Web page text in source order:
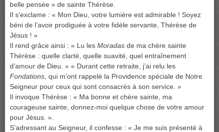
belle pensée » de sainte Thérèse.
Il s’exclame : « Mon Dieu, votre lumière est admirable ! Soyez
béni de l’avoir prodiguée à votre fidèle servante, Thérèse de
Jésus ! »
Il rend grâce ainsi : « Lu les Moradas de ma chère sainte
Thérèse : quelle clarté, quelle suavité, quel entraînement
d’amour de Dieu. » « Durant cette retraite, j’ai relu les
Fondations , qui m’ont rappelé la Providence spéciale de Notre
Seigneur pour ceux qui sont consacrés à son service. »
Il invoque Thérèse : « Ma bonne et chère sainte, ma
courageuse sainte, donnez-moi quelque chose de votre amour
pour Jésus. ».
S’adressant au Seigneur, il confesse : « Je me suis présenté à